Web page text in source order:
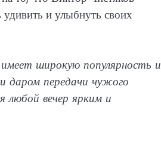
и улыбнуть своих
широкую популярность и
даром передачи чужого
любой вечер ярким и